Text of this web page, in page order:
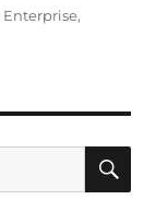
Enterprise,